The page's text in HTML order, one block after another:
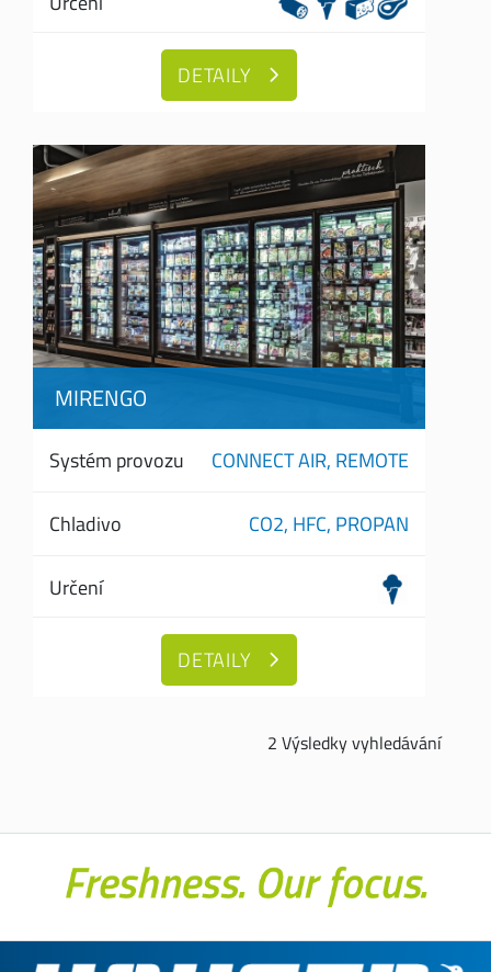
DETAILY
MIRENGO
Systém provozu CONNECT AIR, REMOTE
Chladivo CO2, HFC, PROPAN
Určení
DETAILY
2 Výsledky vyhledávání